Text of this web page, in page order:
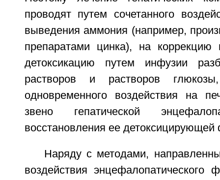
проводят путем сочетанного
выведения аммония (например,
препаратами цинка), на
детоксикацию путем инфузии
растворов и растворов
одновременного воздействия на
звено гепатической
восстановления ее детоксицирующей
Наряду с методами,
воздействия энцефалопатического